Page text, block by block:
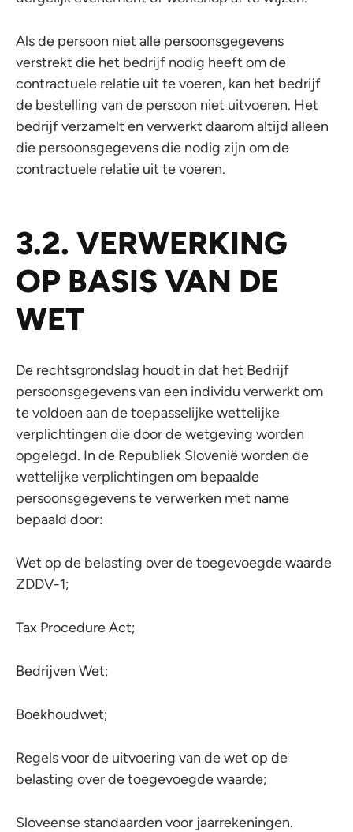
Als de persoon niet alle persoonsgegevens
verstrekt die het bedrijf nodig heeft om de
contractuele relatie uit te voeren, kan het bedrijf
de bestelling van de persoon niet uitvoeren. Het
bedrijf verzamelt en verwerkt daarom altijd alleen
die persoonsgegevens die nodig zijn om de
contractuele relatie uit te voeren.
3.2. VERWERKING
OP BASIS VAN DE
WET
De rechtsgrondslag houdt in dat het Bedrijf
persoonsgegevens van een individu verwerkt om
te voldoen aan de toepasselijke wettelijke
verplichtingen die door de wetgeving worden
opgelegd. In de Republiek Slovenië worden de
wettelijke verplichtingen om bepaalde
persoonsgegevens te verwerken met name
bepaald door:
Wet op de belasting over de toegevoegde waarde
ZDDV-1;
Tax Procedure Act;
Bedrijven Wet;
Boekhoudwet;
Regels voor de uitvoering van de wet op de
belasting over de toegevoegde waarde;
Sloveense standaarden voor jaarrekeningen.